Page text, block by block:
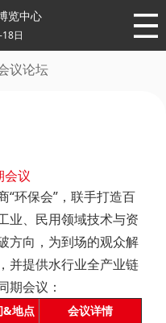
览中心
日
议论坛
会议
“环保会”，联手打造百
业、民用领域技术与资
方向，为到场的观众解
并提供水行业全产业链
期会议：
&地点 会议详情